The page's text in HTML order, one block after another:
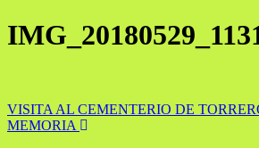
Navegación
de
VISITA AL CEMENTERIO DE
MEMORIA